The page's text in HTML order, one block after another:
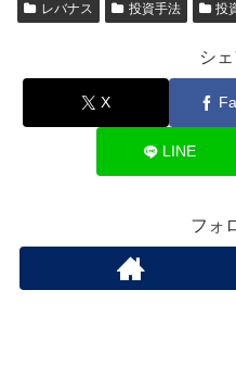
レバナス 投資手法 投
シ
X
LINE
フォ